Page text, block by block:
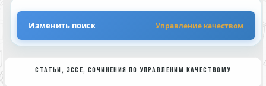
Изменить поиск Управление качеством
СТАТЬИ, ЭССЕ, СОЧИНЕНИЯ ПО УПРАВЛЕНИМ КАЧЕСТВОМУ